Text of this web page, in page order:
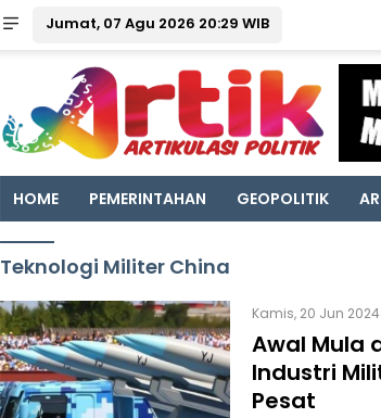
Jumat, 07 Agu 2026 20:29 WIB
HOME PEMERINTAHAN GEOPOLITIK
Teknologi Militer China
Kamis, 20 Jun 2024
Awal Mula
Industri
Pesat